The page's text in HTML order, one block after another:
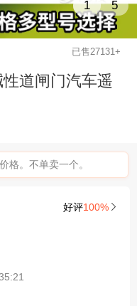
1 5
已售27131+
道闸门汽车遥
格。不单卖一个。
好评100%